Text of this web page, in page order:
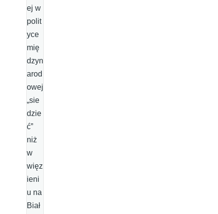
ej w
polit
yce
mię
dzyn
arod
owej
„sie
dzie
ć”
niż
w
więz
ieni
u na
Biał